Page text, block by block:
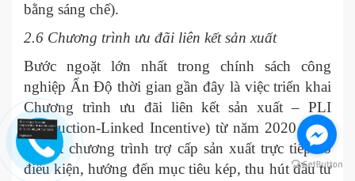
bằng sáng chế).
2.6 Chương trình ưu đãi liên kết sản xuất
Bước ngoặt lớn nhất trong chính sách công
nghiệp Ấn Độ thời gian gần đây là việc triển khai
Chương trình ưu đãi liên kết sản xuất – PLI
(Production-Linked Incentive) từ năm 2020. Đây
là một chương trình trợ cấp sản xuất trực tiếp có
điều kiện, hướng đến mục tiêu kép, thu hút đầu tư